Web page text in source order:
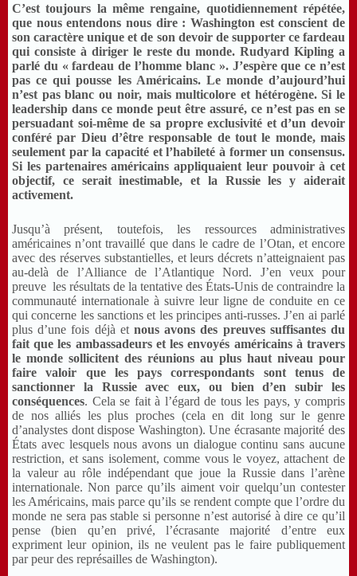
C’est toujours la même rengaine, quotidiennement répétée,
que nous entendons nous dire : Washington est conscient de
son caractère unique et de son devoir de supporter ce fardeau
qui consiste à diriger le reste du monde. Rudyard Kipling a
parlé du « fardeau de l’homme blanc ». J’espère que ce n’est
pas ce qui pousse les Américains. Le monde d’aujourd’hui
n’est pas blanc ou noir, mais multicolore et hétérogène. Si le
leadership dans ce monde peut être assuré, ce n’est pas en se
persuadant soi-même de sa propre exclusivité et d’un devoir
conféré par Dieu d’être responsable de tout le monde, mais
seulement par la capacité et l’habileté à former un consensus.
Si les partenaires américains appliquaient leur pouvoir à cet
objectif, ce serait inestimable, et la Russie les y aiderait
activement.
Jusqu’à présent, toutefois, les ressources administratives
américaines n’ont travaillé que dans le cadre de l’Otan, et encore
avec des réserves substantielles, et leurs décrets n’atteignaient pas
au-delà de l’Alliance de l’Atlantique Nord. J’en veux pour
preuve les résultats de la tentative des États-Unis de contraindre la
communauté internationale à suivre leur ligne de conduite en ce
qui concerne les sanctions et les principes anti-russes. J’en ai parlé
plus d’une fois déjà et nous avons des preuves suffisantes du
fait que les ambassadeurs et les envoyés américains à travers
le monde sollicitent des réunions au plus haut niveau pour
faire valoir que les pays correspondants sont tenus de
sanctionner la Russie avec eux, ou bien d’en subir les
conséquences. Cela se fait à l’égard de tous les pays, y compris
de nos alliés les plus proches (cela en dit long sur le genre
d’analystes dont dispose Washington). Une écrasante majorité des
États avec lesquels nous avons un dialogue continu sans aucune
restriction, et sans isolement, comme vous le voyez, attachent de
la valeur au rôle indépendant que joue la Russie dans l’arène
internationale. Non parce qu’ils aiment voir quelqu’un contester
les Américains, mais parce qu’ils se rendent compte que l’ordre du
monde ne sera pas stable si personne n’est autorisé à dire ce qu’il
pense (bien qu’en privé, l’écrasante majorité d’entre eux
expriment leur opinion, ils ne veulent pas le faire publiquement
par peur des représailles de Washington).